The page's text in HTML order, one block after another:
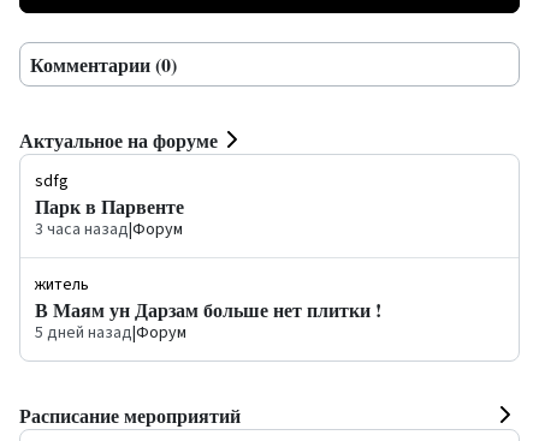
Комментарии (0)
Актуальное на форуме
sdfg
Парк в Парвенте
3 часа назад|Форум
житель
В Маям ун Дарзам больше нет плитки !
5 дней назад|Форум
Расписание мероприятий